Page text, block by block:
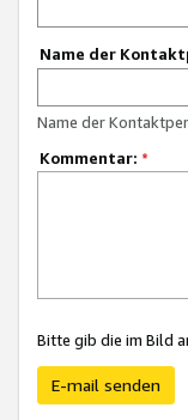
Name der
Name der
Kommentar: *
Bitte gib die im Bild
E-mail senden